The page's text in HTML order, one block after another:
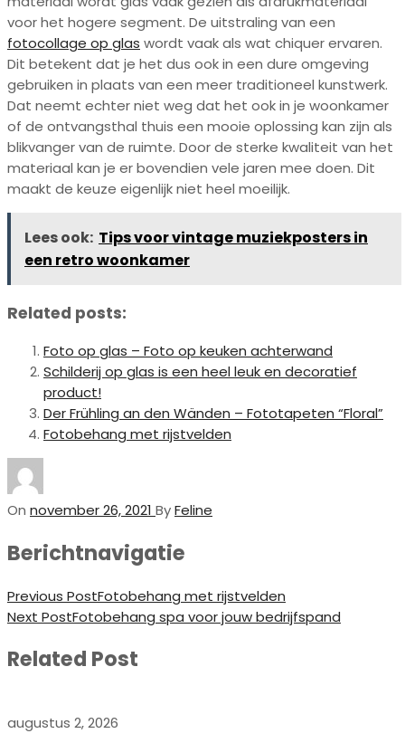
voor het hogere segment. De uitstraling van een
fotocollage op glas wordt vaak als wat chiquer ervaren.
Dit betekent dat je het dus ook in een dure omgeving
gebruiken in plaats van een meer traditioneel kunstwerk.
Dat neemt echter niet weg dat het ook in je woonkamer
of de ontvangsthal thuis een mooie oplossing kan zijn als
blikvanger van de ruimte. Door de sterke kwaliteit van het
materiaal kan je er bovendien vele jaren mee doen. Dit
maakt de keuze eigenlijk niet heel moeilijk.
Lees ook: Tips voor vintage muziekposters in
een retro woonkamer
Related posts:
Foto op glas – Foto op keuken achterwand
Schilderij op glas is een heel leuk en decoratief
product!
Der Frühling an den Wänden – Fototapeten “Floral”
Fotobehang met rijstvelden
On november 26, 2021 ByFeline
Berichtnavigatie
Previous PostFotobehang met rijstvelden
Next PostFotobehang spa voor jouw bedrijfspand
Related Post
augustus 2, 2026